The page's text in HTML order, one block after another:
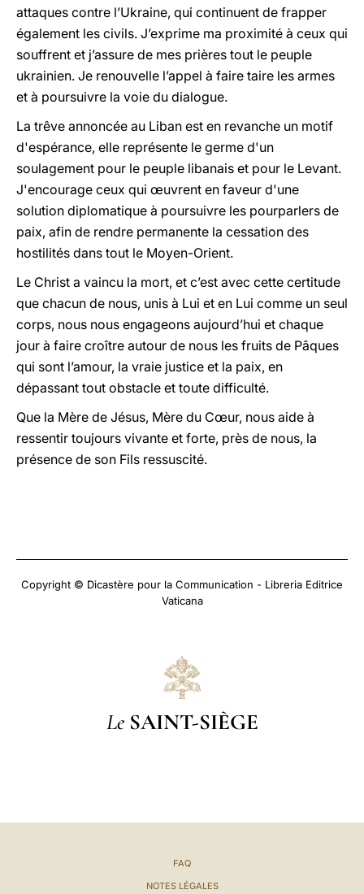
attaques contre l’Ukraine, qui continuent de frapper
également les civils. J’exprime ma proximité à ceux qui
souffrent et j’assure de mes prières tout le peuple
ukrainien. Je renouvelle l’appel à faire taire les armes
et à poursuivre la voie du dialogue.
La trêve annoncée au Liban est en revanche un motif
d'espérance, elle représente le germe d'un
soulagement pour le peuple libanais et pour le Levant.
J'encourage ceux qui œuvrent en faveur d'une
solution diplomatique à poursuivre les pourparlers de
paix, afin de rendre permanente la cessation des
hostilités dans tout le Moyen-Orient.
Le Christ a vaincu la mort, et c’est avec cette certitude
que chacun de nous, unis à Lui et en Lui comme un seul
corps, nous nous engageons aujourd’hui et chaque
jour à faire croître autour de nous les fruits de Pâques
qui sont l’amour, la vraie justice et la paix, en
dépassant tout obstacle et toute difficulté.
Que la Mère de Jésus, Mère du Cœur, nous aide à
ressentir toujours vivante et forte, près de nous, la
présence de son Fils ressuscité.
Copyright © Dicastère pour la Communication - Libreria Editrice
Vaticana
Le SAINT-SIÈGE
FAQ
NOTES LÉGALES